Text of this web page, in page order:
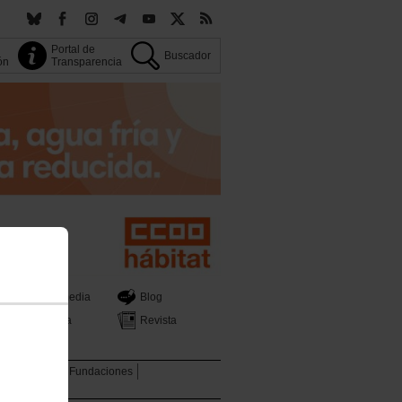
Portal de
Transparencia
Buscador
Multimedia
Blog
Prensa
Revista
Fundaciones